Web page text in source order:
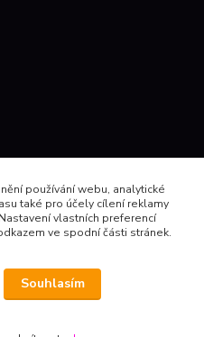
používání webu, analytické
také pro účely cílení reklamy
vlastních preferencí
ve spodní části stránek.
Souhlasím